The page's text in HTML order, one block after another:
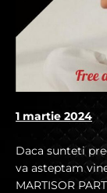
1 martie 2024
Daca sunteti
va asteptam
MARTISOR